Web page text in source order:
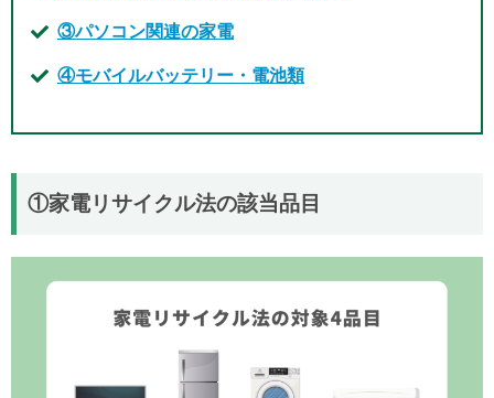
③パソコン関連の家電
④モバイルバッテリー・電池類
①家電リサイクル法の該当品目